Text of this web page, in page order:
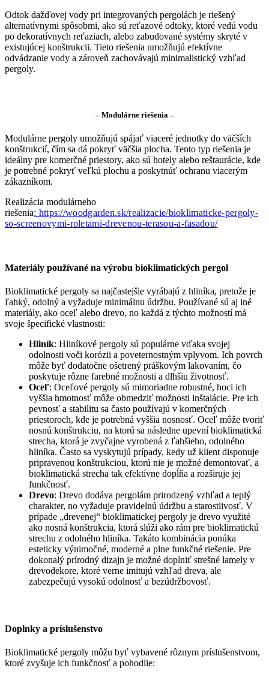
Odtok dažďovej vody pri integrovaných pergolách je riešený
alternatívnymi spôsobmi, ako sú reťazové odtoky, ktoré vedú vodu
po dekoratívnych reťaziach, alebo zabudované systémy skryté v
existujúcej konštrukcii. Tieto riešenia umožňujú efektívne
odvádzanie vody a zároveň zachovávajú minimalistický vzhľad
pergoly.
– Modulárne riešenia –
Modulárne pergoly umožňujú spájať viaceré jednotky do väčších
konštrukcií, čím sa dá pokryť väčšia plocha. Tento typ riešenia je
ideálny pre komerčné priestory, ako sú hotely alebo reštaurácie, kde
je potrebné pokryť veľkú plochu a poskytnúť ochranu viacerým
zákazníkom.
Realizácia modulárneho
riešenia: https://woodgarden.sk/realizacie/bioklimaticke-pergoly-
so-screenovymi-roletami-drevenou-terasou-a-fasadou/
Materiály používané na výrobu bioklimatických pergol
Bioklimatické pergoly sa najčastejšie vyrábajú z hliníka, pretože je
ľahký, odolný a vyžaduje minimálnu údržbu. Používané sú aj iné
materiály, ako oceľ alebo drevo, no každá z týchto možností má
svoje špecifické vlastnosti:
Hliník: Hliníkové pergoly sú populárne vďaka svojej
odolnosti voči korózii a poveternostným vplyvom. Ich povrch
môže byť dodatočne ošetrený práškovým lakovaním, čo
poskytuje rôzne farebné možnosti a dlhšiu životnosť.
Oceľ: Oceľové pergoly sú mimoriadne robustné, hoci ich
vyššia hmotnosť môže obmedziť možnosti inštalácie. Pre ich
pevnosť a stabilitu sa často používajú v komerčných
priestoroch, kde je potrebná vyššia nosnosť. Oceľ môže tvoriť
nosnú konštrukciu, na ktorú sa následne upevní bioklimatická
strecha, ktorá je zvyčajne vyrobená z ľahšieho, odolného
hliníka. Často sa vyskytujú prípady, kedy už klient disponuje
pripravenou konštrukciou, ktorú nie je možné demontovať, a
bioklimatická strecha tak efektívne dopĺňa a rozširuje jej
funkčnosť.
Drevo: Drevo dodáva pergolám prirodzený vzhľad a teplý
charakter, no vyžaduje pravidelnú údržbu a starostlivosť. V
prípade „drevenej“ bioklimatickej pergoly je drevo využité
ako nosná konštrukcia, ktorá slúži ako rám pre bioklimatickú
strechu z odolného hliníka. Takáto kombinácia ponúka
esteticky výnimočné, moderné a plne funkčné riešenie. Pre
dokonalý prírodný dizajn je možné doplniť strešné lamely v
drevodekore, ktoré verne imitujú vzhľad dreva, ale
zabezpečujú vysokú odolnosť a bezúdržbovosť.
Doplnky a príslušenstvo
Bioklimatické pergoly môžu byť vybavené rôznym príslušenstvom,
ktoré zvyšuje ich funkčnosť a pohodlie: